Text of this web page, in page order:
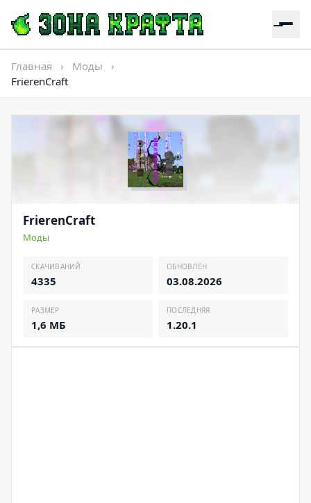
Главная › Моды
›
FrierenCraft
FrierenCraft
Моды
СКАЧИВАНИЙ
4335
ОБНОВЛЁН
03.08.2026
РАЗМЕР
1,6 МБ
ПОСЛЕДНЯЯ
1.20.1